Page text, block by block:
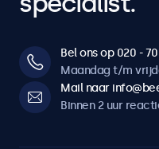
Bel ons op 020 -
Maandag t/m
Mail naar
Binnen 2 uur